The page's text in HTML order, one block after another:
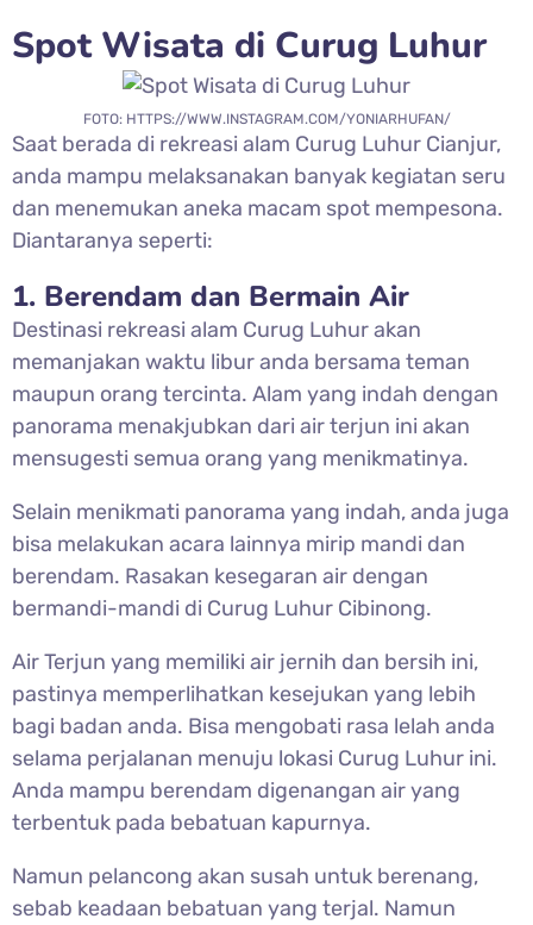
Spot Wisata di Curug Luhur
FOTO: HTTPS://WWW.INSTAGRAM.COM/YONIARHUFAN/
Saat berada di rekreasi alam Curug Luhur Cianjur,
anda mampu melaksanakan banyak kegiatan seru
dan menemukan aneka macam spot mempesona.
Diantaranya seperti:
1. Berendam dan Bermain Air
Destinasi rekreasi alam Curug Luhur akan
memanjakan waktu libur anda bersama teman
maupun orang tercinta. Alam yang indah dengan
panorama menakjubkan dari air terjun ini akan
mensugesti semua orang yang menikmatinya.
Selain menikmati panorama yang indah, anda juga
bisa melakukan acara lainnya mirip mandi dan
berendam. Rasakan kesegaran air dengan
bermandi-mandi di Curug Luhur Cibinong.
Air Terjun yang memiliki air jernih dan bersih ini,
pastinya memperlihatkan kesejukan yang lebih
bagi badan anda. Bisa mengobati rasa lelah anda
selama perjalanan menuju lokasi Curug Luhur ini.
Anda mampu berendam digenangan air yang
terbentuk pada bebatuan kapurnya.
Namun pelancong akan susah untuk berenang,
sebab keadaan bebatuan yang terjal. Namun